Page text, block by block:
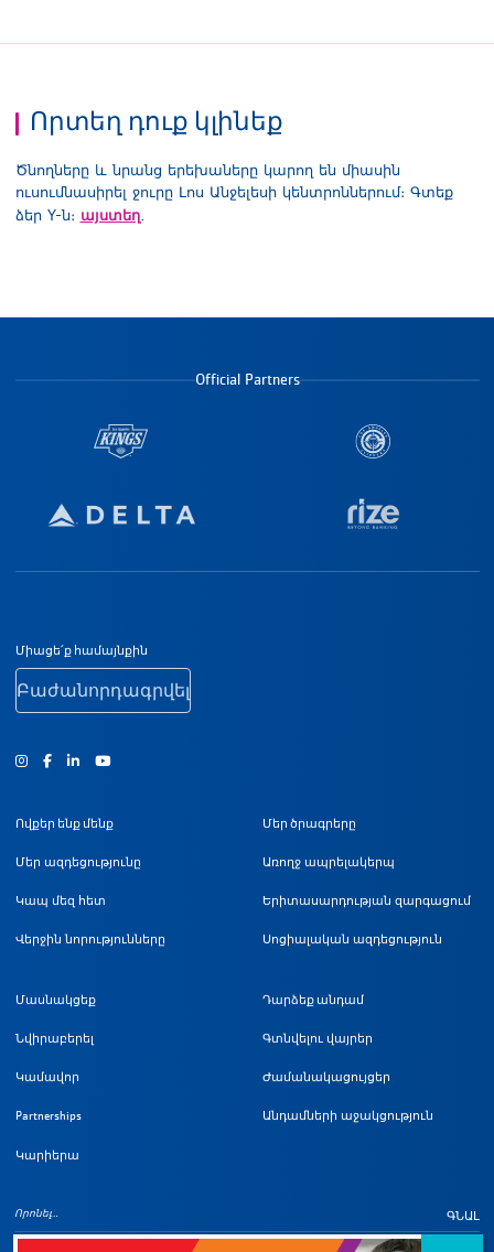
Որտեղ դուք կլինեք
Ծնողները և նրանց երեխաները կարող են միասին
ուսումնասիրել ջուրը Լոս Անջելեսի կենտրոններում։ Գտեք
ձեր Y-ն։ այստեղ.
Official Partners
Ստորին էջի նավիգացիա
Միացե՛ք համայնքին
Բաժանորդագրվել
Ինստագրամ
ՖեյսբուքՅություբ
Ովքեր ենք մենք
Մեր ազդեցությունը
Կապ մեզ հետ
Վերջին նորությունները
Մեր ծրագրերը
Առողջ ապրելակերպ
Երիտասարդության զարգացում
Սոցիալական ազդեցություն
Մասնակցեք
Նվիրաբերել
Կամավոր
Partnerships
Կարիերա
Դարձեք անդամ
Գտնվելու վայրեր
Ժամանակացույցեր
Անդամների աջակցություն
ԳՆԱԼ